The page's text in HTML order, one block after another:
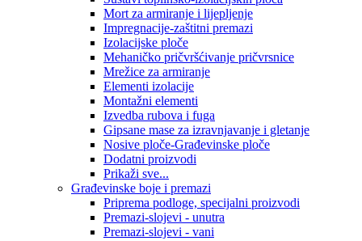
Mort za armiranje i lijepljenje
Impregnacije-zaštitni premazi
Izolacijske ploče
Mehaničko pričvršćivanje pričvrsnice
Mrežice za armiranje
Elementi izolacije
Montažni elementi
Izvedba rubova i fuga
Gipsane mase za izravnjavanje i gletanje
Nosive ploče-Građevinske ploče
Dodatni proizvodi
Prikaži sve...
Građevinske boje i premazi
Priprema podloge, specijalni proizvodi
Premazi-slojevi - unutra
Premazi-slojevi - vani